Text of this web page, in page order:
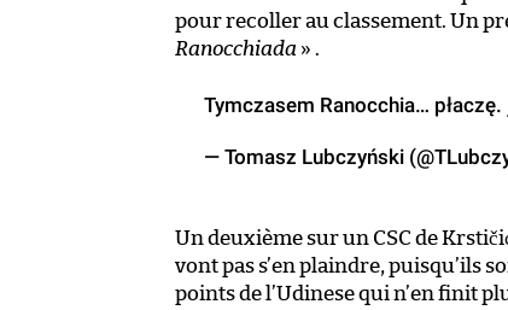
pour recoller au classement. Un
Ranocchiada » .
Tymczasem Ranocchia… płaczę.
— Tomasz Lubczyński
Un deuxième sur un CSC de
vont pas s’en plaindre, puisqu’ils
points de l’Udinese qui n’en finit